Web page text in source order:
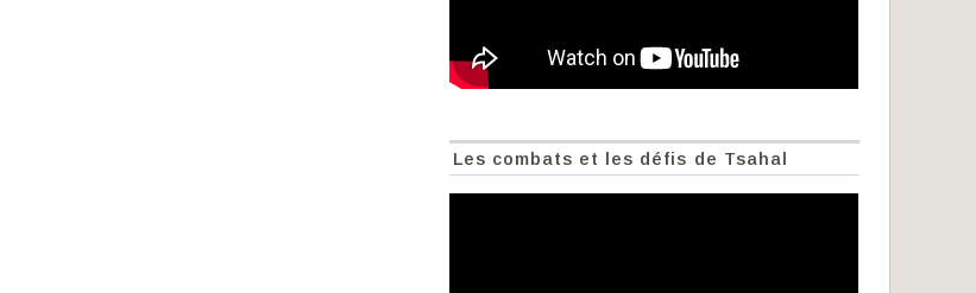
Les combats et les défis de Tsahal